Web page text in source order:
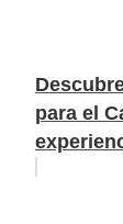
para el